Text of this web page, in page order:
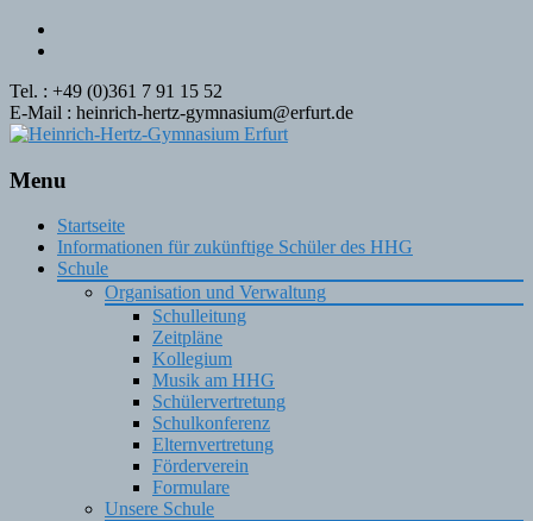
Tel. : +49 (0)361 7 91 15 52
E-Mail : heinrich-hertz-gymnasium@erfurt.de
Menu
Skip
content
Startseite
Informationen für zukünftige Schüler des HHG
Schule
Organisation und Verwaltung
Schulleitung
Zeitpläne
Kollegium
Musik am HHG
Schülervertretung
Schulkonferenz
Elternvertretung
Förderverein
Formulare
Unsere Schule